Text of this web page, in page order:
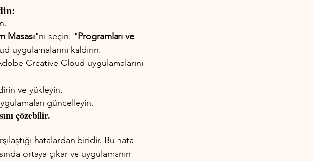
Masası"nı seçin. "Programları ve
uygulamalarını kaldırın.
Creative Cloud uygulamalarını
ve yükleyin.
güncelleyin.
çözebilir.
hatalardan biridir. Bu hata
ortaya çıkar ve uygulamanın